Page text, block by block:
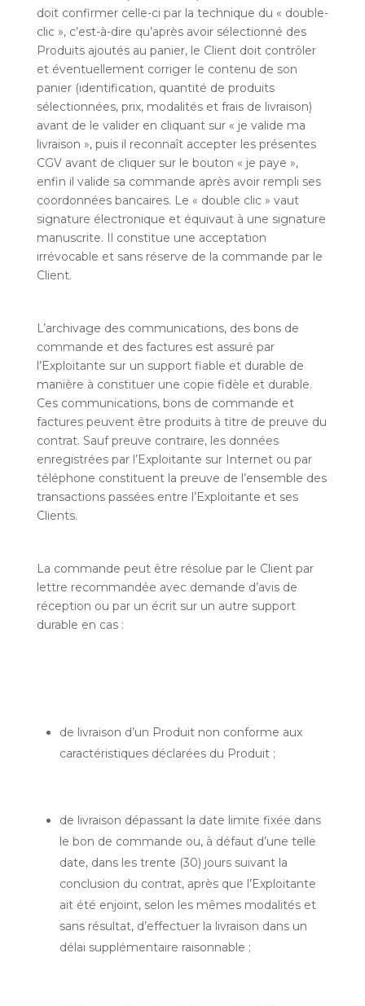
doit confirmer celle-ci par la technique du « double-
clic », c’est-à-dire qu’après avoir sélectionné des
Produits ajoutés au panier, le Client doit contrôler
et éventuellement corriger le contenu de son
panier (identification, quantité de produits
sélectionnées, prix, modalités et frais de livraison)
avant de le valider en cliquant sur « je valide ma
livraison », puis il reconnaît accepter les présentes
CGV avant de cliquer sur le bouton « je paye »,
enfin il valide sa commande après avoir rempli ses
coordonnées bancaires. Le « double clic » vaut
signature électronique et équivaut à une signature
manuscrite. Il constitue une acceptation
irrévocable et sans réserve de la commande par le
Client.
L’archivage des communications, des bons de
commande et des factures est assuré par
l’Exploitante sur un support fiable et durable de
manière à constituer une copie fidèle et durable.
Ces communications, bons de commande et
factures peuvent être produits à titre de preuve du
contrat. Sauf preuve contraire, les données
enregistrées par l’Exploitante sur Internet ou par
téléphone constituent la preuve de l’ensemble des
transactions passées entre l’Exploitante et ses
Clients.
La commande peut être résolue par le Client par
lettre recommandée avec demande d’avis de
réception ou par un écrit sur un autre support
durable en cas :
de livraison d’un Produit non conforme aux
caractéristiques déclarées du Produit ;
de livraison dépassant la date limite fixée dans
le bon de commande ou, à défaut d’une telle
date, dans les trente (30) jours suivant la
conclusion du contrat, après que l’Exploitante
ait été enjoint, selon les mêmes modalités et
sans résultat, d’effectuer la livraison dans un
délai supplémentaire raisonnable ;